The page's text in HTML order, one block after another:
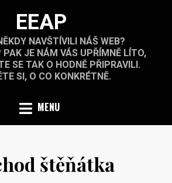
EEAP
NAVŠTÍVILI NÁŠ WEB?
PAK JE NÁM VÁS UPŘÍMNĚ LÍTO,
SE TAK O HODNĚ PŘIPRAVILI.
SI, O CO KONKRÉTNĚ.
MENU
štěňátka